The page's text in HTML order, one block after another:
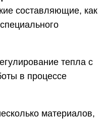
составляющие, как
тепла с
в процессе
материалов,